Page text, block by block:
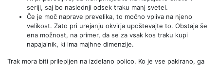
seriji, saj bo naslednji odsek traku manj svetel.
Če je moč naprave prevelika, to močno vpliva na njeno
velikost. Zato pri urejanju okvirja upoštevajte to. Obstaja še
ena možnost, na primer, da se za vsak kos traku kupi
napajalnik, ki ima majhne dimenzije.
Trak mora biti prilepljen na izdelano polico. Ko je vse pakirano, ga